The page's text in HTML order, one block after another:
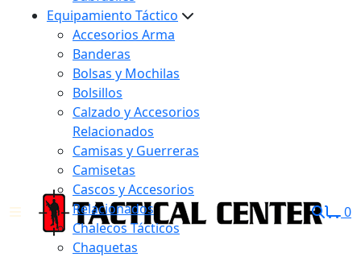
Equipamiento Táctico
Accesorios Arma
Banderas
Bolsas y Mochilas
Bolsillos
Calzado y Accesorios
Relacionados
Camisas y Guerreras
Camisetas
Cascos y Accesorios
Relacionados
Chalecos Tácticos
Chaquetas
0